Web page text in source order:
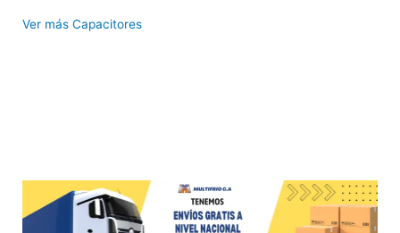
Ver más Capacitores